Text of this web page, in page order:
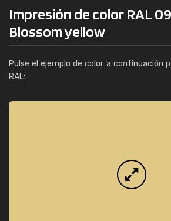
Impresión de color RAL
Blossom yellow
Pulse el ejemplo de color a continuación
RAL: